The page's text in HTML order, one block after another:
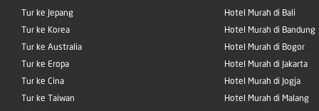
Tur ke Jepang
Tur ke Korea
Tur ke Australia
Tur ke Eropa
Tur ke Cina
Tur ke Taiwan
Hotel Murah di Bali
Hotel Murah di Bandung
Hotel Murah di Bogor
Hotel Murah di Jakarta
Hotel Murah di Jogja
Hotel Murah di Malang